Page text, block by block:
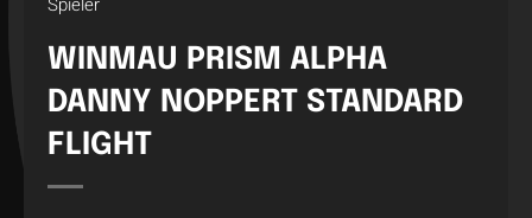
WINMAU PRISM ALPHA
DANNY NOPPERT STANDARD
FLIGHT